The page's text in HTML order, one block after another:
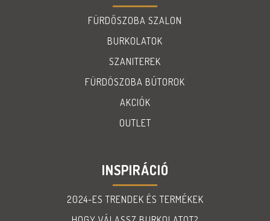
FÜRDŐSZOBA SZALON
BURKOLATOK
SZANITEREK
FÜRDÖSZOBA BÚTOROK
AKCIÓK
OUTLET
INSPIRÁCIÓ
2024-ES TRENDEK ÉS TERMÉKEK